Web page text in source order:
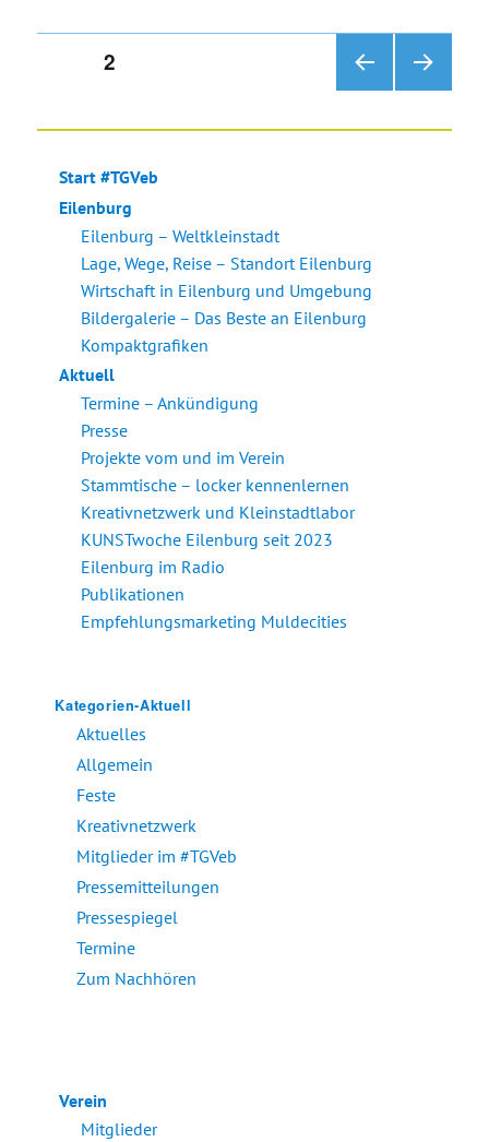
Seitennummerierung
Beiträge
HERI
SEITE2
HSTE
Start #TGVeb
Eilenburg
Eilenburg – Weltkleinstadt
Lage, Wege, Reise – Standort Eilenburg
Wirtschaft in Eilenburg und Umgebung
Bildergalerie – Das Beste an Eilenburg
Kompaktgrafiken
Aktuell
Termine – Ankündigung
Presse
Projekte vom und im Verein
Stammtische – locker kennenlernen
Kreativnetzwerk und Kleinstadtlabor
KUNSTwoche Eilenburg seit 2023
Eilenburg im Radio
Publikationen
Empfehlungsmarketing Muldecities
Kategorien-Aktuell
Aktuelles
Allgemein
Feste
Kreativnetzwerk
Mitglieder im #TGVeb
Pressemitteilungen
Pressespiegel
Termine
Zum Nachhören
Verein
Mitglieder